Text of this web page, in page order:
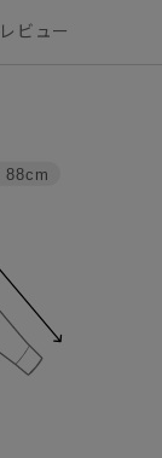
レビュー
88cm